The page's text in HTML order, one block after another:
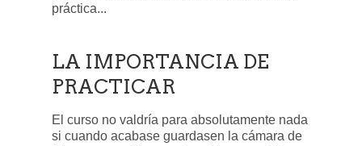
práctica...
LA IMPORTANCIA DE
PRACTICAR
El curso no valdría para absolutamente nada
si cuando acabase guardasen la cámara de